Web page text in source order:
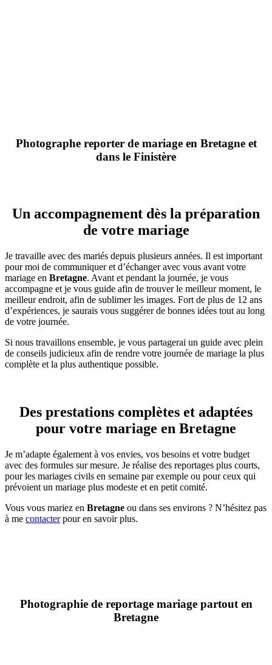
Photographe reporter de mariage en Bretagne et
dans le Finistère
Un accompagnement dès la préparation
de votre mariage
Je travaille avec des mariés depuis plusieurs années. Il est important
pour moi de communiquer et d’échanger avec vous avant votre
mariage en Bretagne. Avant et pendant la journée, je vous
accompagne et je vous guide afin de trouver le meilleur moment, le
meilleur endroit, afin de sublimer les images. Fort de plus de 12 ans
d’expériences, je saurais vous suggérer de bonnes idées tout au long
de votre journée.
Si nous travaillons ensemble, je vous partagerai un guide avec plein
de conseils judicieux afin de rendre votre journée de mariage la plus
complète et la plus authentique possible.
Des prestations complètes et adaptées
pour votre mariage en Bretagne
Je m’adapte également à vos envies, vos besoins et votre budget
avec des formules sur mesure. Je réalise des reportages plus courts,
pour les mariages civils en semaine par exemple ou pour ceux qui
prévoient un mariage plus modeste et en petit comité.
Vous vous mariez en Bretagne ou dans ses environs ? N’hésitez pas
à me contacterpour en savoir plus.
Photographie de reportage mariage partout en
Bretagne